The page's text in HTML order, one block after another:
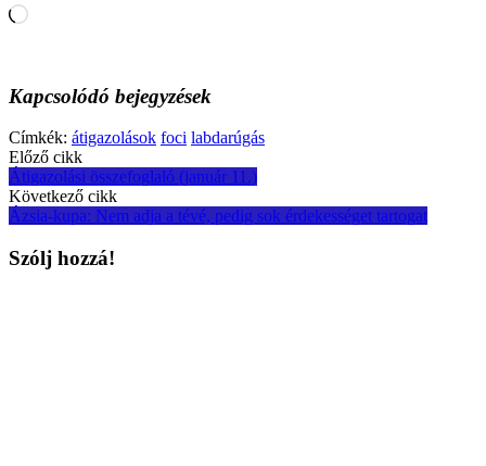
Loading…
Kapcsolódó bejegyzések
Címkék: átigazolások foci labdarúgás
Post
navigation
Előző cikk
Átigazolási összefoglaló (január 11.)
Következő cikk
Ázsia-kupa: Nem adja a tévé, pedig sok érdekességet tartogat
Szólj hozzá!